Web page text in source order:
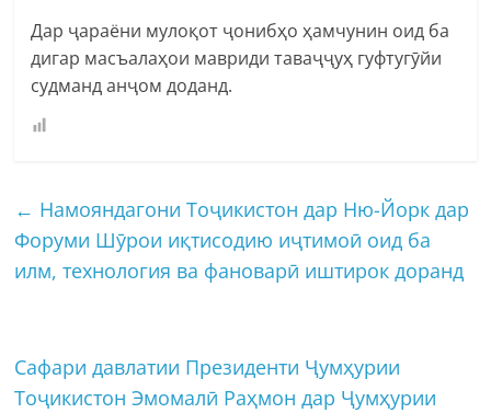
Дар ҷараёни мулоқот ҷонибҳо ҳамчунин оид ба
дигар масъалаҳои мавриди таваҷҷуҳ гуфтугӯйи
судманд анҷом доданд.
← Намояндагони Тоҷикистон дар Ню-Йорк дар
Форуми Шӯрои иқтисодию иҷтимоӣ оид ба
илм, технология ва фановарӣ иштирок доранд
Сафари давлатии Президенти Ҷумҳурии
Тоҷикистон Эмомалӣ Раҳмон дар Ҷумҳурии